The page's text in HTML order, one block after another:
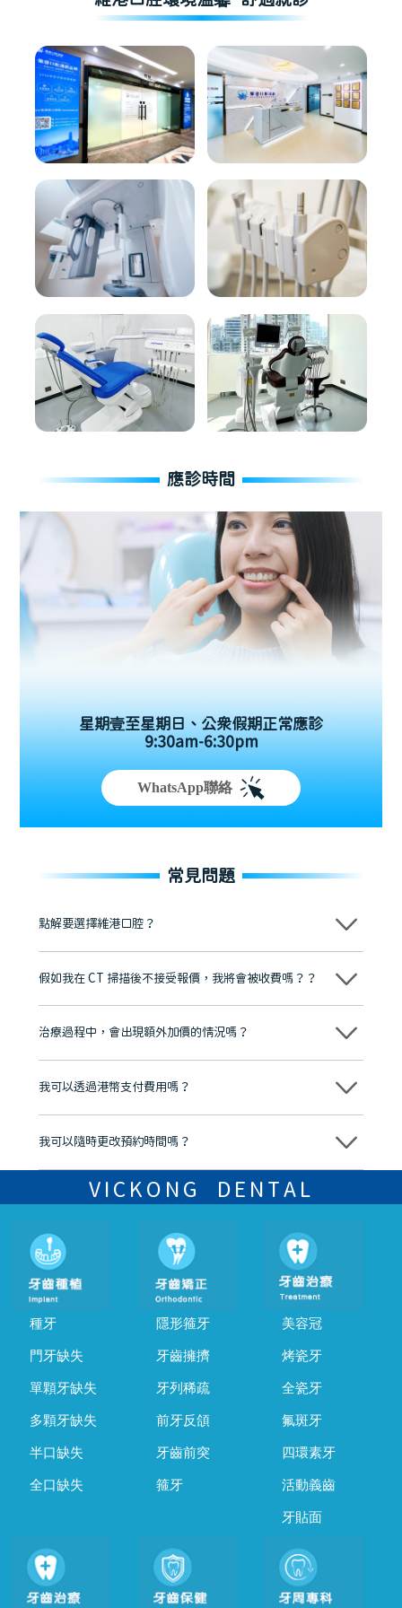
應診時間
星期壹至星期日、公眾假期正常應診
9:30am-6:30pm
WhatsApp聯絡
常見問題
點解要選擇維港口腔？
維港口腔踐行「醫道濟世」的大學校訓，各分院匯聚來自香港、內地的
牌」、「2025香港企業領袖品牌」，是諾貝爾種植系統全球放心植牙中
至今已服務超過三十個國家和地區的顧客，受到粵港澳大灣區及周邊城
市市民極高的口碑評價及信任推薦 珠海、深圳設有八大分院，香港亦設
有咨詢及服務保障中心，有任何問題都可以隨時預約免費咨詢，讓人十
假如我在 CT 掃描後不接受報價，我將會被收費嗎？？
不會！只要未開始實際服務之前，你不會被收取任何費用。
治療過程中，會出現額外加價的情況嗎？
不會，治療前我們會詳細說明治療方案及對應的價錢，顧客同意並簽字
我可以透過港幣支付費用嗎？
可以。維港口腔會按照當日匯率轉算收取費用，而匯率會及時告知客人
我可以隨時更改預約時間嗎？
可以，請盡早通過wechat或whatsapp聯絡我們，告知我們你原本預約
的時間及資料，並且重新預約的日期及時段
VICKONG DENTAL
種牙
門牙缺失
單顆牙缺失
多顆牙缺失
半口缺失
全口缺失
隱形箍牙
牙齒擁擠
牙列稀疏
前牙反頜
牙齒前突
箍牙
美容冠
烤瓷牙
全瓷牙
氟斑牙
四環素牙
活動義齒
牙貼面